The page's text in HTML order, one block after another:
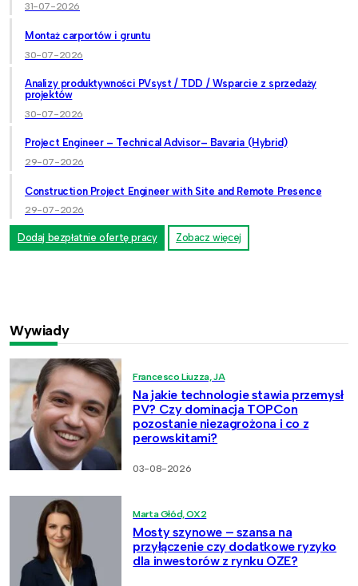
31-07-2026
Montaż carportów i gruntu
30-07-2026
Analizy produktywności PVsyst / TDD / Wsparcie z sprzedaży
projektów
30-07-2026
Project Engineer – Technical Advisor– Bavaria (Hybrid)
29-07-2026
Construction Project Engineer with Site and Remote Presence
29-07-2026
Dodaj bezpłatnie ofertę pracy Zobacz więcej
Wywiady
Francesco Liuzza, JA
Na jakie technologie stawia przemysł
PV? Czy dominacja TOPCon
pozostanie niezagrożona i co z
perowskitami?
03-08-2026
Marta Głód, OX2
Mosty szynowe – szansa na
przyłączenie czy dodatkowe ryzyko
dla inwestorów z rynku OZE?